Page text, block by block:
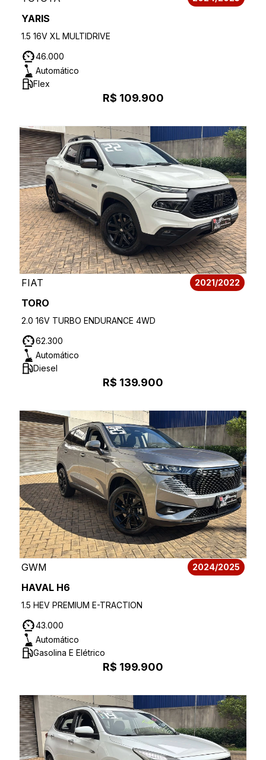
YARIS
1.5 16V XL MULTIDRIVE
46.000
Automático
Flex
R$ 109.900
FIAT 2021/2022
TORO
2.0 16V TURBO ENDURANCE 4WD
62.300
Automático
Diesel
R$ 139.900
GWM 2024/2025
HAVAL H6
1.5 HEV PREMIUM E-TRACTION
43.000
Automático
Gasolina E Elétrico
R$ 199.900